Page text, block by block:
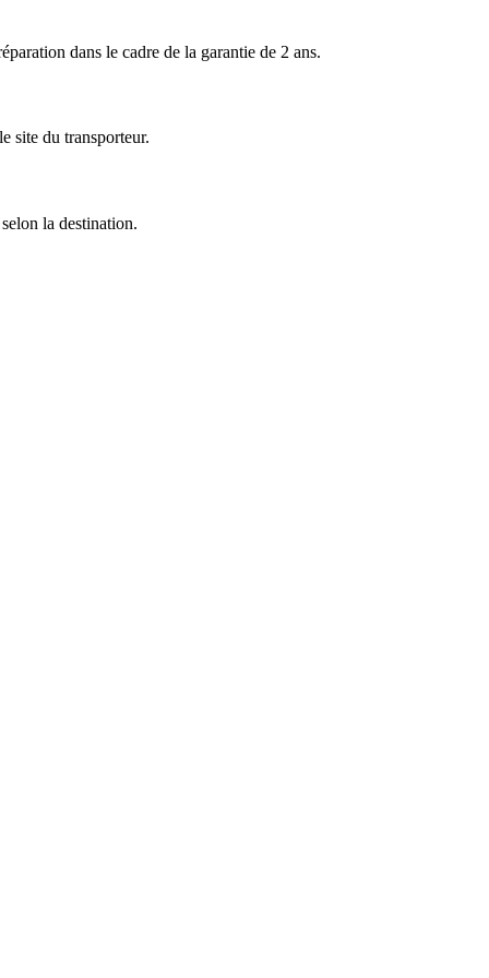
dans le cadre de la garantie de 2 ans.
site du transporteur.
la destination.